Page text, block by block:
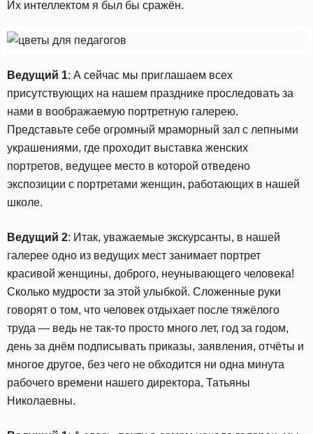
Их интеллектом я был бы сражён.
Ведущий 1: А сейчас мы приглашаем всех
присутствующих на нашем празднике проследовать за
нами в воображаемую портретную галерею.
Представьте себе огромный мраморный зал с лепными
украшениями, где проходит выставка женских
портретов, ведущее место в которой отведено
экспозиции с портретами женщин, работающих в нашей
школе.
Ведущий 2: Итак, уважаемые экскурсанты, в нашей
галерее одно из ведущих мест занимает портрет
красивой женщины, доброго, неунывающего человека!
Сколько мудрости за этой улыбкой. Сложенные руки
говорят о том, что человек отдыхает после тяжёлого
труда — ведь не так-то просто много лет, год за годом,
день за днём подписывать приказы, заявления, отчёты и
многое другое, без чего не обходится ни одна минута
рабочего времени нашего директора, Татьяны
Николаевны.